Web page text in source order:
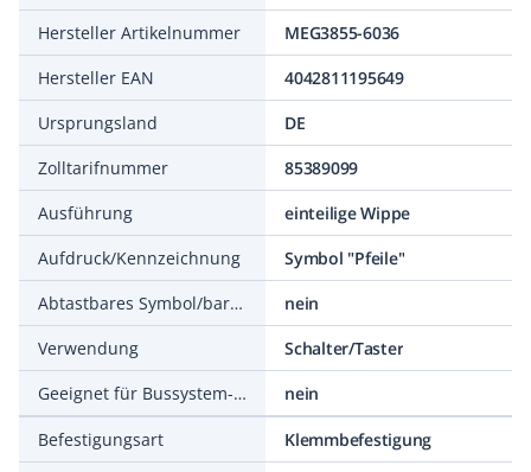
Hersteller Artikelnummer
MEG3855-6036
Hersteller EAN
4042811195649
Ursprungsland
DE
Zolltarifnummer
85389099
Ausführung
einteilige Wippe
Aufdruck/Kennzeichnung
Symbol "Pfeile"
Abtastbares Symbol/barrierefrei
nein
Verwendung
Schalter/Taster
Geeignet für Bussystem-Tasterankopplung
nein
Befestigungsart
Klemmbefestigung